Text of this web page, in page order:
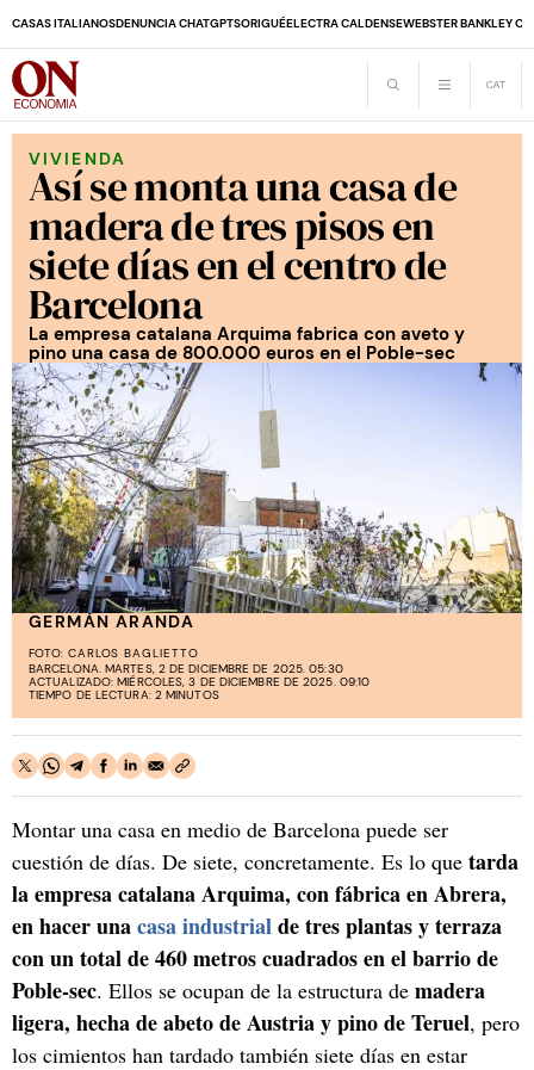
CASAS ITALIANOSDENUNCIA CHATGPTSORIGUÉELECTRA CALDENSEWEBSTER BANKLEY
VIVIENDA
Así se monta una casa de
madera de tres pisos en
siete días en el centro de
Barcelona
La empresa catalana Arquima fabrica con aveto y
pino una casa de 800.000 euros en el Poble-sec
GERMÁN ARANDA
FOTO: CARLOS BAGLIETTO
BARCELONA. MARTES, 2 DE DICIEMBRE DE 2025. 05:30
ACTUALIZADO: MIÉRCOLES, 3 DE DICIEMBRE DE 2025. 09:10
TIEMPO DE LECTURA: 2 MINUTOS
Montar una casa en medio de Barcelona puede ser
cuestión de días. De siete, concretamente. Es lo que tarda
la empresa catalana Arquima, con fábrica en Abrera,
en hacer unacasa industrialde tres plantas y terraza
con un total de 460 metros cuadrados en el barrio de
Poble-sec. Ellos se ocupan de la estructura de madera
ligera, hecha de abeto de Austria y pino de Teruel, pero
los cimientos han tardado también siete días en estar